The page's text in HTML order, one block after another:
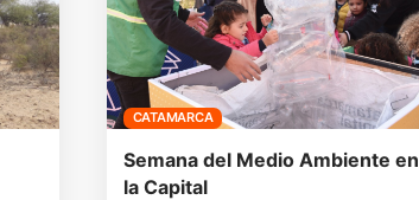
CATAMARCA
Semana del Medio Ambiente en
la Capital